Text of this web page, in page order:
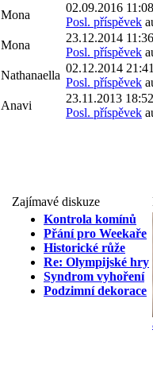
Mona
02.09.2016 11:08
Posl. příspěvek
Mona
23.12.2014 11:36
Posl. příspěvek
Nathanaella
02.12.2014 21:41
Posl. příspěvek
Anavi
23.11.2013 18:52
Posl. příspěvek
Zajímavé diskuze
Kontrola komínů
Přání pro Weekaře
Historické růže
Re: Olympijské hry
Syndrom vyhoření
Podzimní dekorace